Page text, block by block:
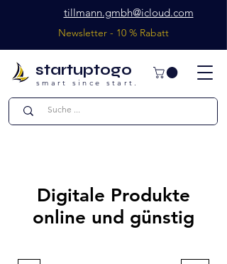
startuptogo
smart since start.
tillmann.gmbh@icloud.com
Newsletter - 10 % Rabatt
Digitale Produkte
online und günstig